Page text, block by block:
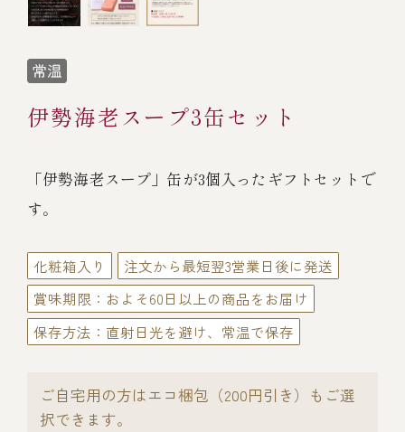
（中納言厨房）
プライバシーポリシー
レストラン商品
中納言
その他
ギフト/贈り物
価格で探す
伊勢海老スープ3缶セット
「伊勢海老スープ」缶が3個入ったギフトセットで
す。
化粧箱入り
注文から最短翌3営業日後に発送
賞味期限：およそ60日以上の商品をお届け
保存方法：直射日光を避け、常温で保存
ご自宅用の方はエコ梱包（200円引き）もご選
択できます。